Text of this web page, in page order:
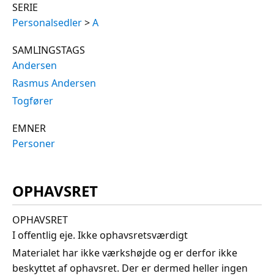
SERIE
Personalsedler>A
SAMLINGSTAGS
Andersen
Rasmus Andersen
Togfører
EMNER
Personer
OPHAVSRET
OPHAVSRET
I offentlig eje. Ikke ophavsretsværdigt
Materialet har ikke værkshøjde og er derfor ikke
beskyttet af ophavsret. Der er dermed heller ingen